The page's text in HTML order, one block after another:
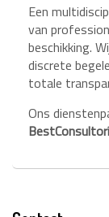
Een
van
beschikking.
discrete
totale
Ons
Best